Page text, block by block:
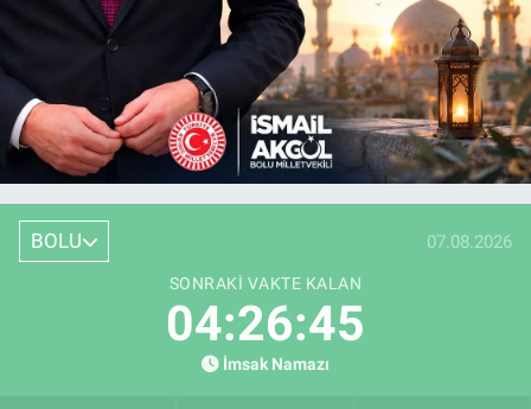
BOLU 07.08.2026
SONRAKI VAKTE KALAN
04:26:44
İmsak Namazı